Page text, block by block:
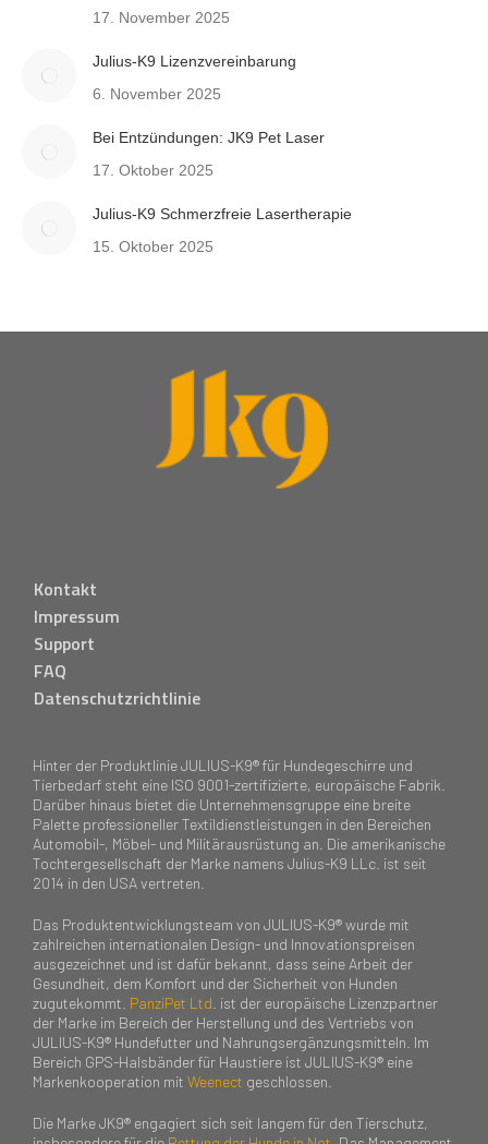
17. November 2025
Julius-K9 Lizenzvereinbarung
6. November 2025
Bei Entzündungen: JK9 Pet Laser
17. Oktober 2025
Julius-K9 Schmerzfreie Lasertherapie
15. Oktober 2025
Kontakt
Impressum
Support
FAQ
Datenschutzrichtlinie
Hinter der Produktlinie JULIUS-K9® für Hundegeschirre und
Tierbedarf steht eine ISO 9001-zertifizierte, europäische Fabrik.
Darüber hinaus bietet die Unternehmensgruppe eine breite
Palette professioneller Textildienstleistungen in den Bereichen
Automobil-, Möbel- und Militärausrüstung an. Die amerikanische
Tochtergesellschaft der Marke namens Julius-K9 LLc. ist seit
2014 in den USA vertreten.
Das Produktentwicklungsteam von JULIUS-K9® wurde mit
zahlreichen internationalen Design- und Innovationspreisen
ausgezeichnet und ist dafür bekannt, dass seine Arbeit der
Gesundheit, dem Komfort und der Sicherheit von Hunden
zugutekommt. PanziPet Ltd . ist der europäische Lizenzpartner
der Marke im Bereich der Herstellung und des Vertriebs von
JULIUS-K9® Hundefutter und Nahrungsergänzungsmitteln. Im
Bereich GPS-Halsbänder für Haustiere ist JULIUS-K9® eine
Markenkooperation mit Weenect geschlossen.
Die Marke JK9® engagiert sich seit langem für den Tierschutz,